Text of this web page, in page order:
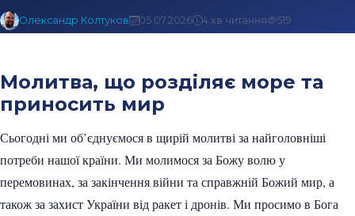
Олександр Колтуков 05.07.2026 4 хв читання 519
Молитва, що розділяє море та
приносить мир
Сьогодні ми об’єднуємося в щирій молитві за найголовніші
потреби нашої країни. Ми молимося за Божу волю у
перемовинах, за закінчення війни та справжній Божий мир, а
також за захист України від ракет і дронів. Ми просимо в Бога